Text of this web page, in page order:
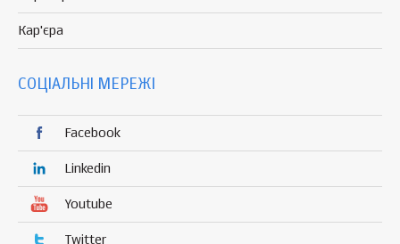
Кар'єра
СОЦІАЛЬНІ МЕРЕЖІ
Facebook
Linkedin
Youtube
Twitter